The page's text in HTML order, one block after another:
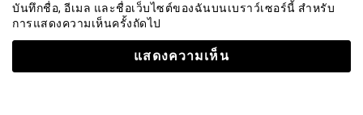
บันทึกชื่อ, อีเมล และชื่อเว็บไซต์ของฉันบนเบราว์เซอร์นี้ สำหรับ
การแสดงความเห็นครั้งถัดไป